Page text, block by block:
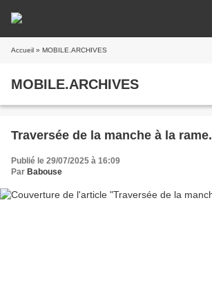
Accueil » MOBILE.ARCHIVES
MOBILE.ARCHIVES
Traversée de la manche à la rame.
Publié le 29/07/2025 à 16:09
Par Babouse